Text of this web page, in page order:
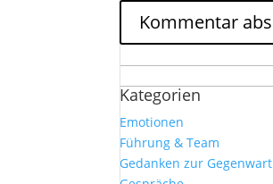
nach:
Kategorien
Emotionen
Führung & Team
Gedanken zur Gegenwart